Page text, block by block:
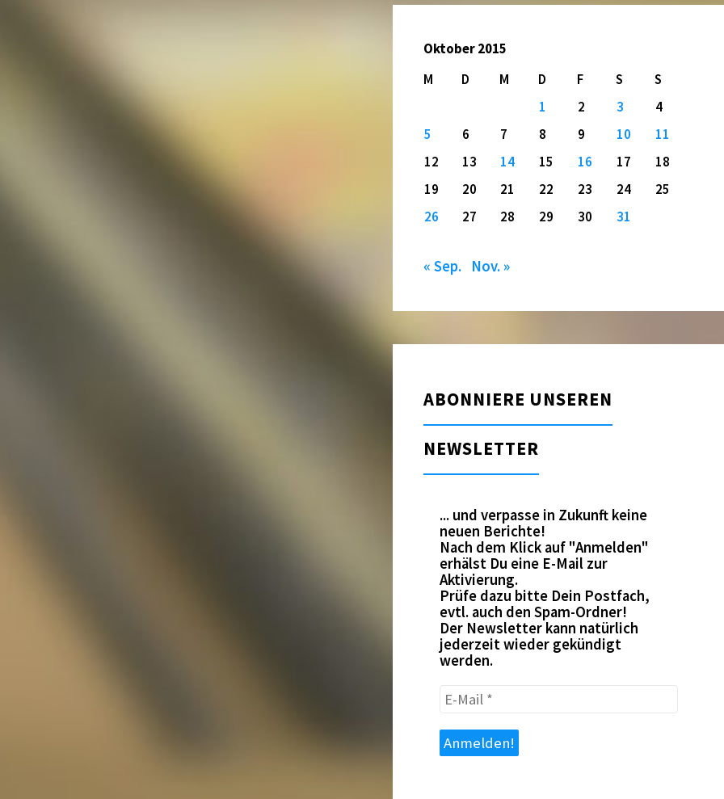
Oktober 2015
M
D M D F S
S
1
2 3
4
5
6 7 8 9 10
11
12
13 14 15 16 17
18
19
20 21 22 23 24
25
26
27 28 29 30 31
« Sep. Nov. »
ABONNIERE UNSEREN
NEWSLETTER
... und verpasse in Zukunft keine
neuen Berichte!
Nach dem Klick auf "Anmelden"
erhälst Du eine E-Mail zur
Aktivierung.
Prüfe dazu bitte Dein Postfach,
evtl. auch den Spam-Ordner!
Der Newsletter kann natürlich
jederzeit wieder gekündigt
werden.
E-
Mail